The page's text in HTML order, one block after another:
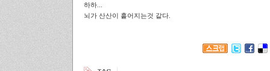
하하...
뇌가 산산이 흩어지는것 같다.